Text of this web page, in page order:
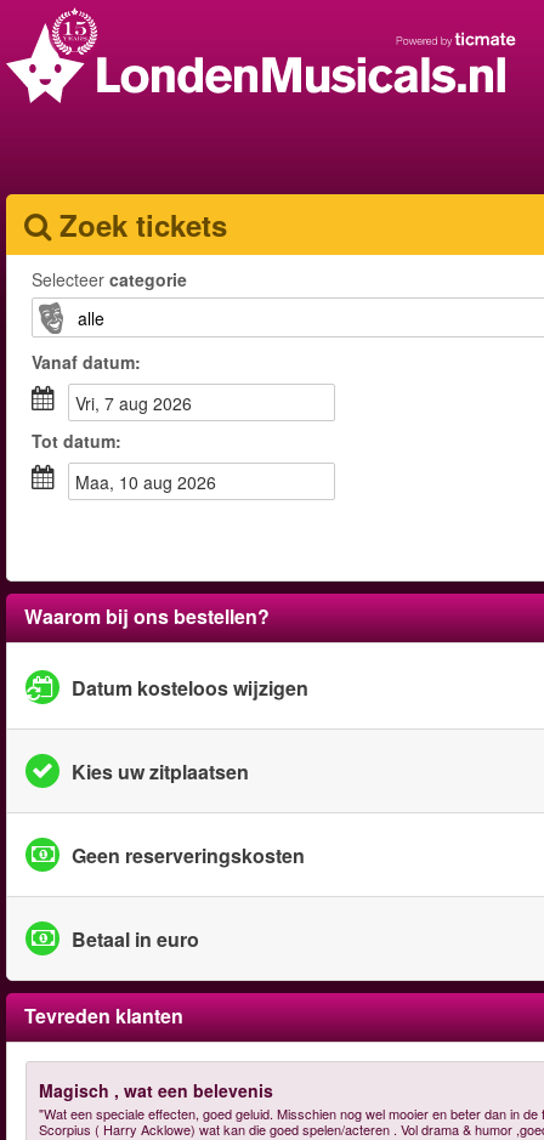
Zoek tickets
Selecteer categorie
Vanaf datum:
vri, 7 aug 2026
Tot datum:
maa, 10 aug 2026
Waarom bij ons bestellen?
Datum kosteloos wijzigen
Kies uw zitplaatsen
Geen reserveringskosten
Betaal in euro
Tevreden klanten
Magisch , wat een belevenis
"Wat een speciale effecten, goed geluid. Misschien nog wel mooier en beter dan in
Scorpius ( Harry Acklowe) wat kan die goed spelen/acteren . Vol drama & humor